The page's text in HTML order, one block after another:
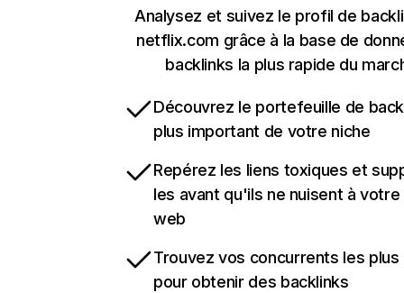
Analysez et suivez le profil de
netflix.com grâce à la base de
backlinks la plus rapide du
Découvrez le portefeuille de
plus important de votre niche
Repérez les liens toxiques et
les avant qu'ils ne nuisent à
web
Trouvez vos concurrents les
pour obtenir des backlinks